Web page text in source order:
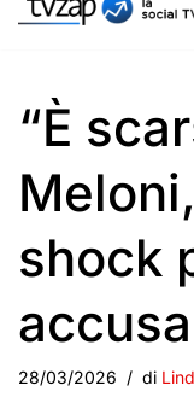
al
“È
shock
28/03/2026 di